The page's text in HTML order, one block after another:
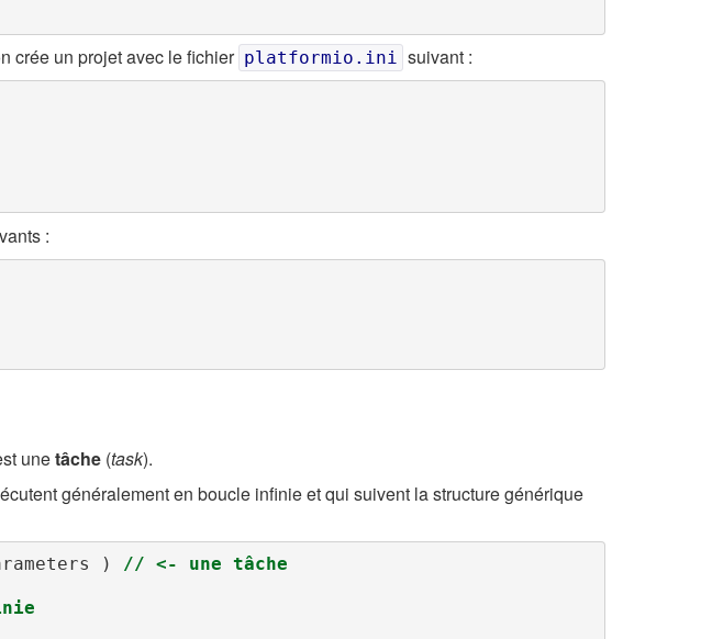
crée un projet avec le fichier platformio.ini suivant :
:
unetâche (task).
généralement en boucle infinie et qui suivent la structure générique
)
// <- une tâche